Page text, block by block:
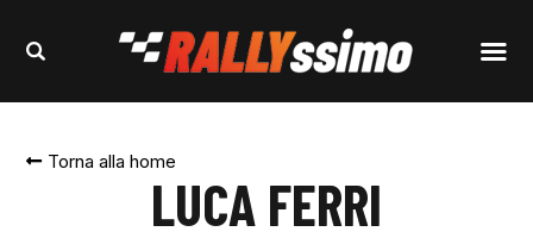
Torna alla home
LUCA FERRI